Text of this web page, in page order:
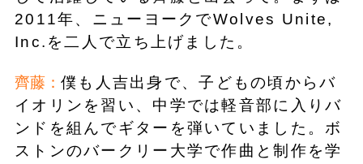
2011年、ニューヨークでWolves Unite,
Inc.を二人で立ち上げました。
齊藤： 僕も人吉出身で、子どもの頃からバ
イオリンを習い、中学では軽音部に入りバ
ンドを組んでギターを弾いていました。ボ
ストンのバークリー大学で作曲と制作を学